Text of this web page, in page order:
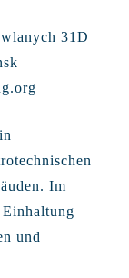
31D
Im
und